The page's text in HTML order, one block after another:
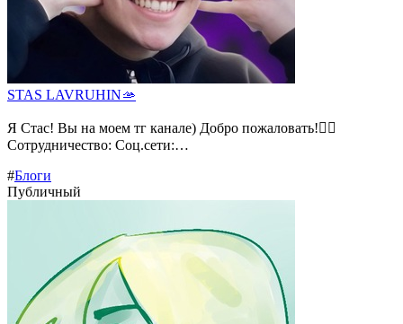
STAS LAVRUHIN🫴
Я Стас! Вы на моем тг канале) Добро пожаловать!❤️‍🔥
Сотрудничество: Соц.сети:…
#Блоги
Публичный